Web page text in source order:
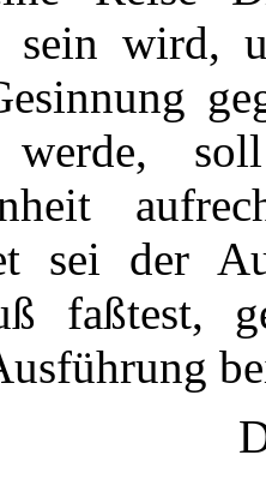
sein wird,
werde,
sei der
faßtest,